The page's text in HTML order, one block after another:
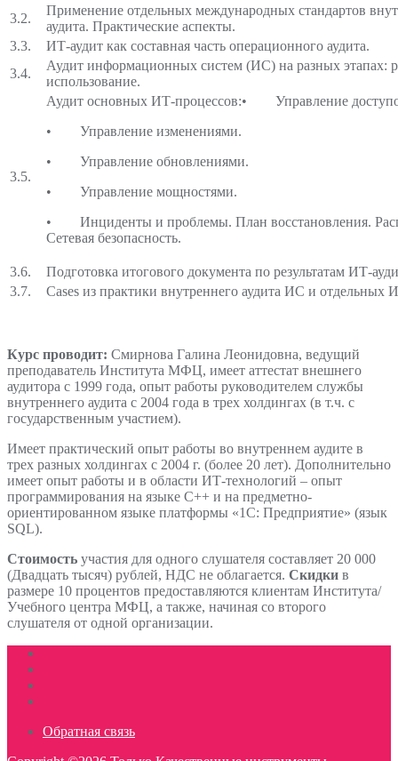
3.2.
Применение отдельных международных стандартов
аудита. Практические аспекты.
3.3.
ИТ-аудит как составная часть операционного аудита.
3.4.
Аудит информационных систем (ИС) на разных этапах:
использование.
3.5.
Аудит основных ИТ-процессов:• Управление
• Управление изменениями.
• Управление обновлениями.
• Управление мощностями.
• Инциденты и проблемы. План восстановления.
Сетевая безопасность.
3.6.
Подготовка итогового документа по результатам ИТ-
3.7.
Cases из практики внутреннего аудита ИС и отдельных
Курс проводит: Смирнова Галина Леонидовна, ведущий
преподаватель Института МФЦ, имеет аттестат внешнего
аудитора с 1999 года, опыт работы руководителем службы
внутреннего аудита с 2004 года в трех холдингах (в т.ч. с
государственным участием).
Имеет практический опыт работы во внутреннем аудите в
трех разных холдингах с 2004 г. (более 20 лет). Дополнительно
имеет опыт работы и в области ИТ-технологий – опыт
программирования на языке С++ и на предметно-
ориентированном языке платформы «1С: Предприятие» (язык
SQL).
Стоимость участия для одного слушателя составляет 20 000
(Двадцать тысяч) рублей, НДС не облагается. Скидки в
размере 10 процентов предоставляются клиентам Института/
Учебного центра МФЦ, а также, начиная со второго
слушателя от одной организации.
Обратная связь